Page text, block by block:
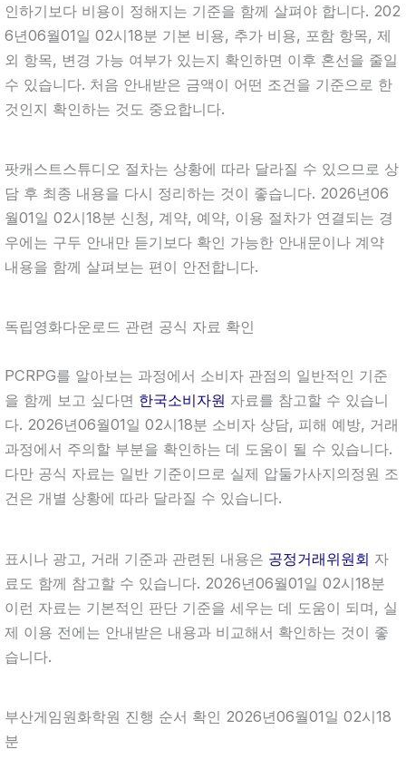
인하기보다 비용이 정해지는 기준을 함께 살펴야 합니다. 202
6년06월01일 02시18분 기본 비용, 추가 비용, 포함 항목, 제
외 항목, 변경 가능 여부가 있는지 확인하면 이후 혼선을 줄일
수 있습니다. 처음 안내받은 금액이 어떤 조건을 기준으로 한
것인지 확인하는 것도 중요합니다.
팟캐스트스튜디오 절차는 상황에 따라 달라질 수 있으므로 상
담 후 최종 내용을 다시 정리하는 것이 좋습니다. 2026년06
월01일 02시18분 신청, 계약, 예약, 이용 절차가 연결되는 경
우에는 구두 안내만 듣기보다 확인 가능한 안내문이나 계약
내용을 함께 살펴보는 편이 안전합니다.
독립영화다운로드 관련 공식 자료 확인
PCRPG를 알아보는 과정에서 소비자 관점의 일반적인 기준
을 함께 보고 싶다면 한국소비자원 자료를 참고할 수 있습니
다. 2026년06월01일 02시18분 소비자 상담, 피해 예방, 거래
과정에서 주의할 부분을 확인하는 데 도움이 될 수 있습니다.
다만 공식 자료는 일반 기준이므로 실제 압둘가사지의정원 조
건은 개별 상황에 따라 달라질 수 있습니다.
표시나 광고, 거래 기준과 관련된 내용은 공정거래위원회 자
료도 함께 참고할 수 있습니다. 2026년06월01일 02시18분
이런 자료는 기본적인 판단 기준을 세우는 데 도움이 되며, 실
제 이용 전에는 안내받은 내용과 비교해서 확인하는 것이 좋
습니다.
부산게임원화학원 진행 순서 확인 2026년06월01일 02시18
분